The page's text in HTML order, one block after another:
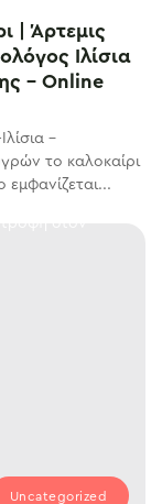
| Άρτεμις
Ιλίσια
– Online
–
το καλοκαίρι
Uncategorized